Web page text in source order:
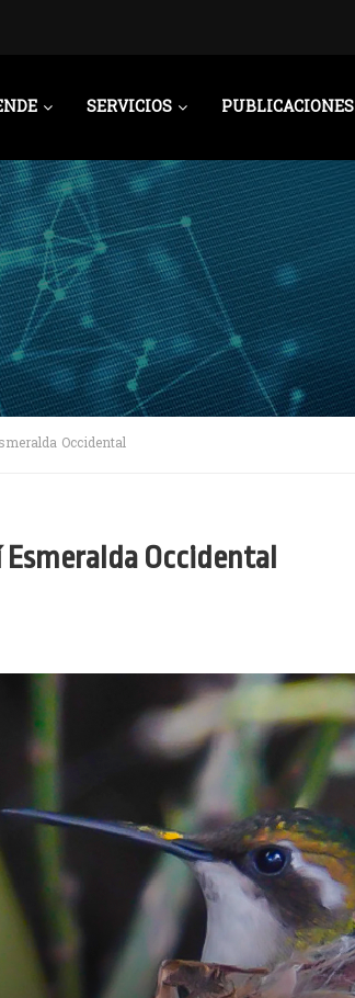
SERVICIOS PUBLICACIONES
Occidental
Occidental